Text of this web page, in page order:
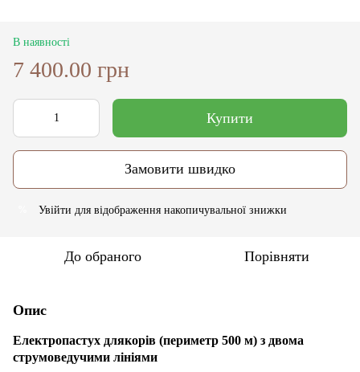
В наявності
7 400.00 грн
Купити
Замовити швидко
Увійти для відображення накопичувальної знижки
До обраного Порівняти
Опис
Електропастух длякорів (периметр 500 м) з двома
струмоведучими лініями